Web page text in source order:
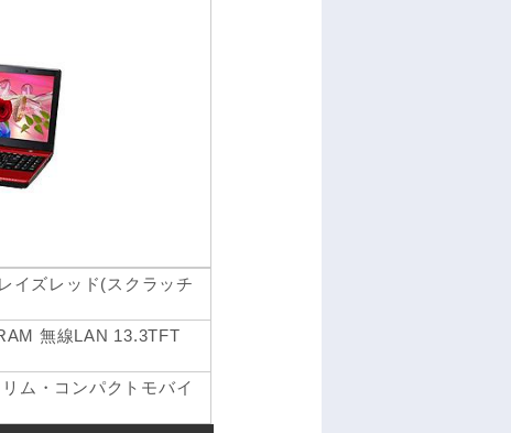
イズレッド(スクラッチ
無線LAN 13.3TFT
ム・コンパクトモバイ